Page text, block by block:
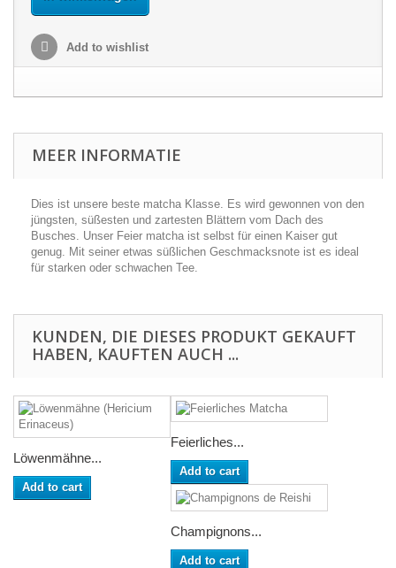
Add to wishlist
MEER INFORMATIE
Dies ist unsere beste matcha Klasse. Es wird gewonnen von den
jüngsten, süßesten und zartesten Blättern vom Dach des
Busches. Unser Feier matcha ist selbst für einen Kaiser gut
genug. Mit seiner etwas süßlichen Geschmacksnote ist es ideal
für starken oder schwachen Tee.
KUNDEN, DIE DIESES PRODUKT GEKAUFT
HABEN, KAUFTEN AUCH ...
Löwenmähne...
Add to cart
Feierliches...
Add to cart
Champignons...
Add to cart